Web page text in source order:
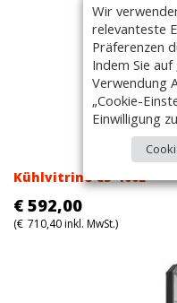
Kühlvitrine CS-100L
€ 592,00
(€ 710,40inkl. MwSt.)
Wir
relevanteste
Präferenzen
Indem Sie
Verwendung
„Cookie-
Einwilligung